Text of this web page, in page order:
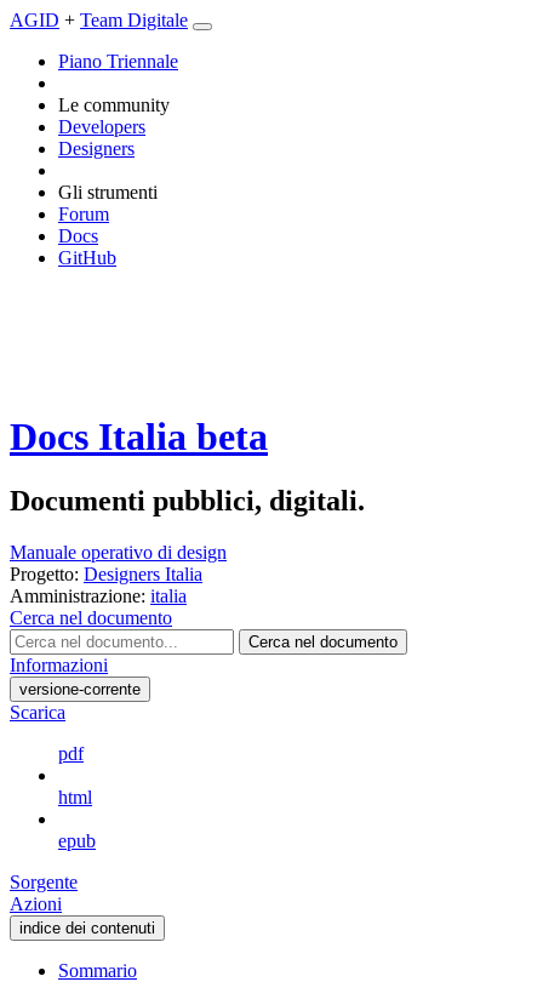
AGID + Team Digitale
Piano Triennale
Le community
Developers
Designers
Gli strumenti
Forum
Docs
GitHub
Docs Italia beta
Documenti pubblici, digitali.
Manuale operativo di design
Progetto: Designers Italia
Amministrazione: italia
Cerca nel documento
Cerca nel documento
Informazioni
versione-corrente
Scarica
pdf
html
epub
Sorgente
Azioni
indice dei contenuti
Sommario